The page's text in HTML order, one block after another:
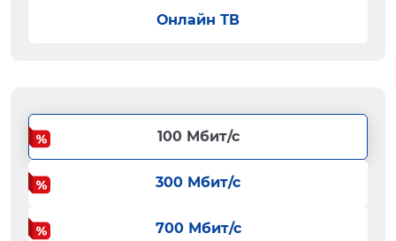
Онлайн ТВ
100 Мбит/с
300 Мбит/с
700 Мбит/с